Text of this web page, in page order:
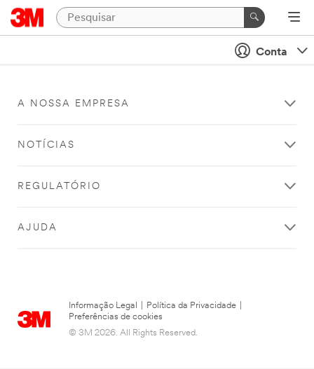
Conta
A NOSSA EMPRESA
NOTÍCIAS
REGULATÓRIO
AJUDA
Informação Legal Política da Privacidade
Preferências de cookies
© 3M 2026. All Rights Reserved.